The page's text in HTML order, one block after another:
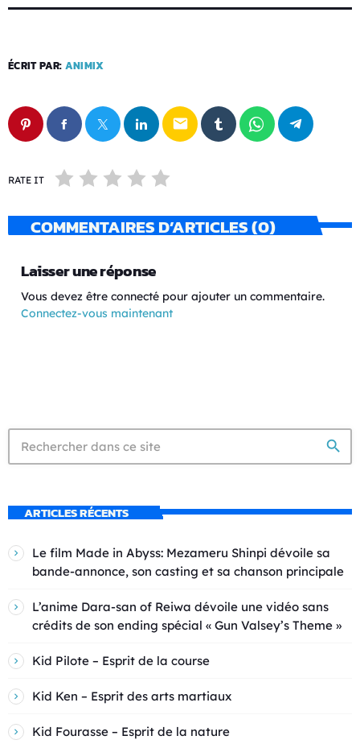
ÉCRIT PAR: ANIMIX
email
RATE IT
COMMENTAIRES D’ARTICLES (0)
Laisser une réponse
Vous devez être connecté pour ajouter un commentaire.
Connectez-vous maintenant
search
ARTICLES RÉCENTS
Le film Made in Abyss: Mezameru Shinpi dévoile sa
bande-annonce, son casting et sa chanson principale
L’anime Dara-san of Reiwa dévoile une vidéo sans
crédits de son ending spécial « Gun Valsey’s Theme »
Kid Pilote – Esprit de la course
Kid Ken – Esprit des arts martiaux
Kid Fourasse – Esprit de la nature